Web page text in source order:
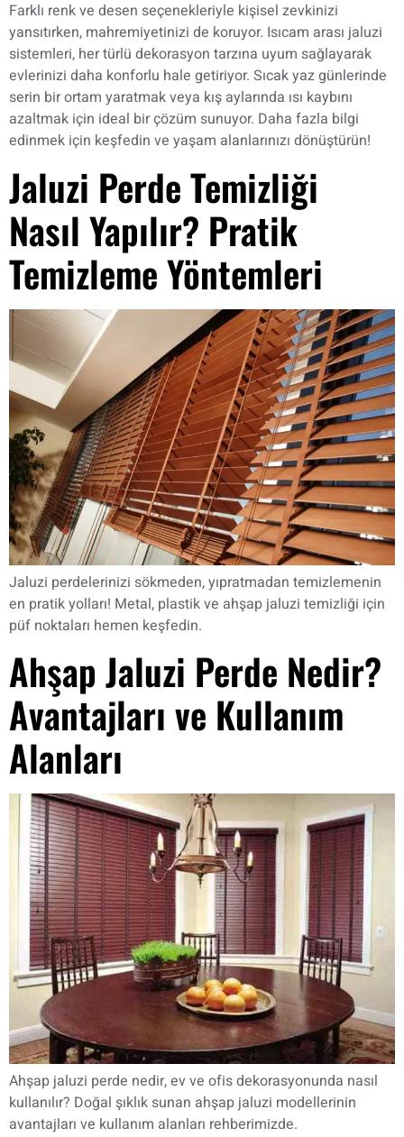
Farklı renk ve desen seçenekleriyle kişisel zevkinizi
yansıtırken, mahremiyetinizi de koruyor. Isıcam arası jaluzi
sistemleri, her türlü dekorasyon tarzına uyum sağlayarak
evlerinizi daha konforlu hale getiriyor. Sıcak yaz günlerinde
serin bir ortam yaratmak veya kış aylarında ısı kaybını
azaltmak için ideal bir çözüm sunuyor. Daha fazla bilgi
edinmek için keşfedin ve yaşam alanlarınızı dönüştürün!
Jaluzi Perde Temizliği
Nasıl Yapılır? Pratik
Temizleme Yöntemleri
Jaluzi perdelerinizi sökmeden, yıpratmadan temizlemenin
en pratik yolları! Metal, plastik ve ahşap jaluzi temizliği için
püf noktaları hemen keşfedin.
Ahşap Jaluzi Perde Nedir?
Avantajları ve Kullanım
Alanları
Ahşap jaluzi perde nedir, ev ve ofis dekorasyonunda nasıl
kullanılır? Doğal şıklık sunan ahşap jaluzi modellerinin
avantajları ve kullanım alanları rehberimizde.